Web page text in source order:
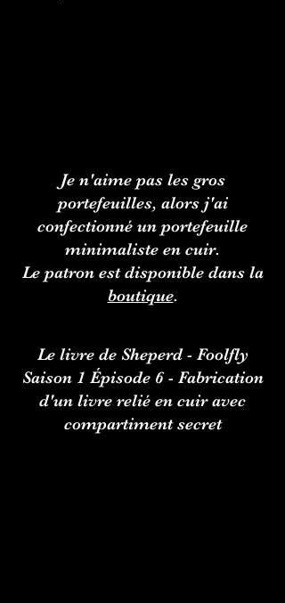
Je n'aime pas les gros
portefeuilles, alors j'ai
confectionné un portefeuille
minimaliste en cuir.
Le patron est disponible dans la
boutique.
Le livre de Sheperd - Foolfly
Saison 1 Épisode 6 - Fabrication
d'un livre relié en cuir avec
compartiment secret